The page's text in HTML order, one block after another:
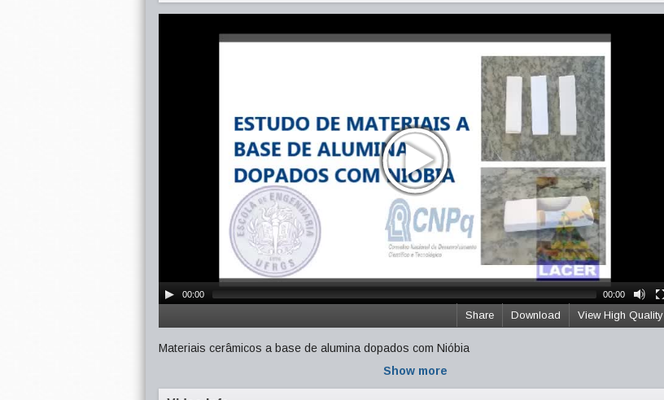
00:00 00:00
View High Quality
Download
Share
Materiais cerâmicos a base de alumina dopados com Nióbia
Show more